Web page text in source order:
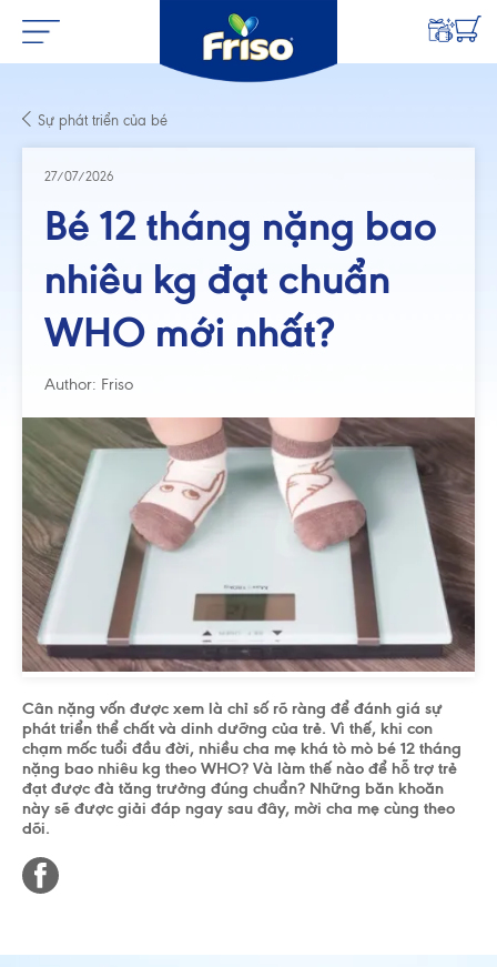
Sự phát triển của bé
27/07/2026
Bé 12 tháng nặng bao
nhiêu kg đạt chuẩn
WHO mới nhất?
Author: Friso
Cân nặng vốn được xem là chỉ số rõ ràng để đánh giá sự
phát triển thể chất và dinh dưỡng của trẻ. Vì thế, khi con
chạm mốc tuổi đầu đời, nhiều cha mẹ khá tò mò bé 12 tháng
nặng bao nhiêu kg theo WHO? Và làm thế nào để hỗ trợ trẻ
đạt được đà tăng trưởng đúng chuẩn? Những băn khoăn
này sẽ được giải đáp ngay sau đây, mời cha mẹ cùng theo
dõi.